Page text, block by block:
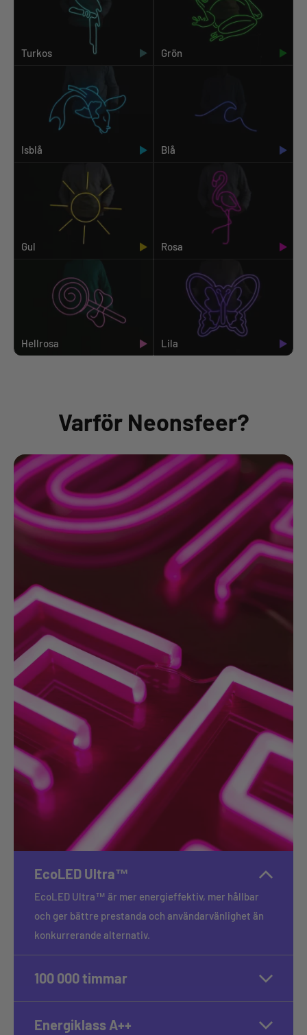
Turkos Grön
Isblå Blå
Gul Rosa
Hellrosa Lila
Varför Neonsfeer?
EcoLED Ultra™
EcoLED Ultra™ är mer energieffektiv, mer hållbar
och ger bättre prestanda och användarvänlighet än
konkurrerande alternativ.
100 000 timmar
Energiklass A++